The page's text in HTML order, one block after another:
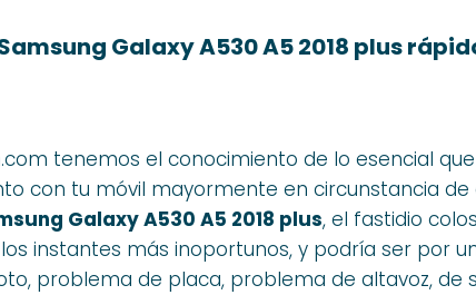
Galaxy A530 A5 2018 plus
tenemos el conocimiento de lo esencial
con tu móvil mayormente en circunstancia de
Galaxy A530 A5 2018 plus, el fastidio
instantes más inoportunos, y podría ser por
problema de placa, problema de altavoz, de